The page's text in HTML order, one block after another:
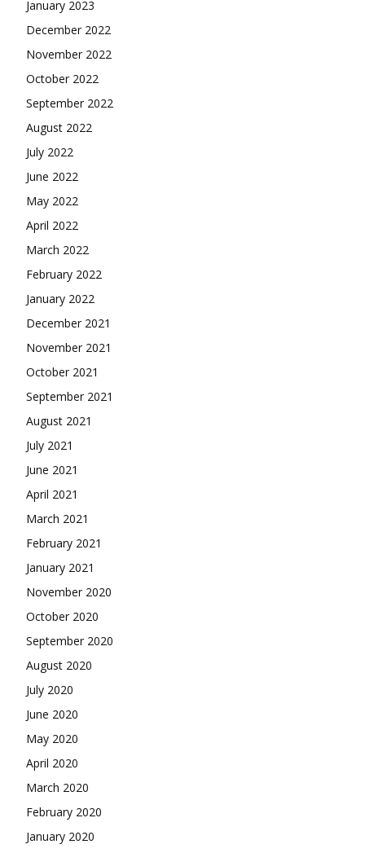
January 2023
December 2022
November 2022
October 2022
September 2022
August 2022
July 2022
June 2022
May 2022
April 2022
March 2022
February 2022
January 2022
December 2021
November 2021
October 2021
September 2021
August 2021
July 2021
June 2021
April 2021
March 2021
February 2021
January 2021
November 2020
October 2020
September 2020
August 2020
July 2020
June 2020
May 2020
April 2020
March 2020
February 2020
January 2020